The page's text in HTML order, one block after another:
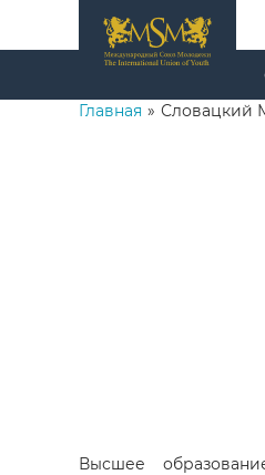
Главная » Словацкий
Высшее